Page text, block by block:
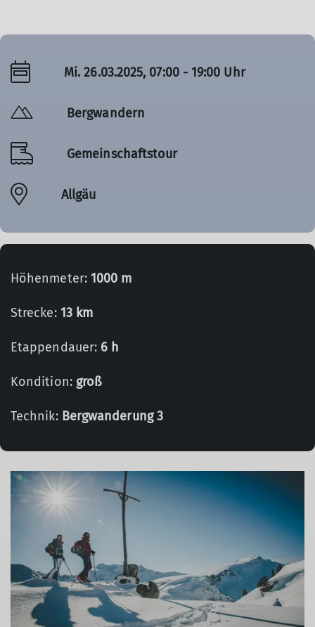
Mi. 26.03.2025, 07:00 - 19:00 Uhr
Bergwandern
Gemeinschaftstour
Allgäu
Höhenmeter: 1000 m
Strecke: 13 km
Etappendauer: 6 h
Kondition: groß
Technik: Bergwanderung 3